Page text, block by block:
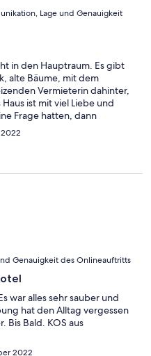
Lage und Genauigkeit
in den Hauptraum. Es gibt
alte Bäume, mit dem
Vermieterin dahinter,
ist mit viel Liebe und
Frage hatten, dann
wurde unsere
kommen.
Genauigkeit des Onlineauftritts
war alles sehr sauber und
hat den Alltag vergessen
Bis Bald. KOS aus
2022